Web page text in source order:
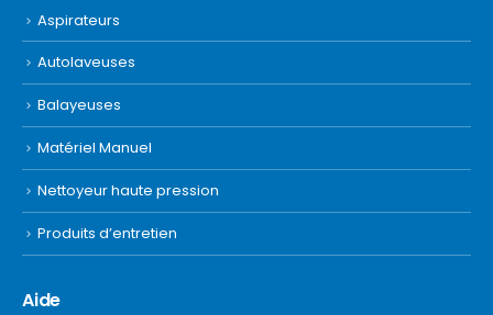
Aspirateurs
Autolaveuses
Balayeuses
Matériel Manuel
Nettoyeur haute pression
Produits d’entretien
Aide